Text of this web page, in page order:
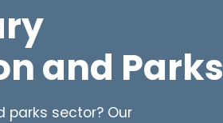
and Parks
parks sector? Our